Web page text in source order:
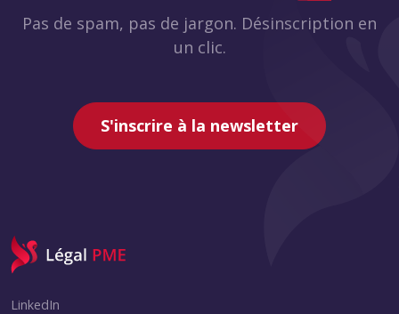
Pas de spam, pas de jargon. Désinscription en
un clic.
S'inscrire à la newsletter
LinkedIn